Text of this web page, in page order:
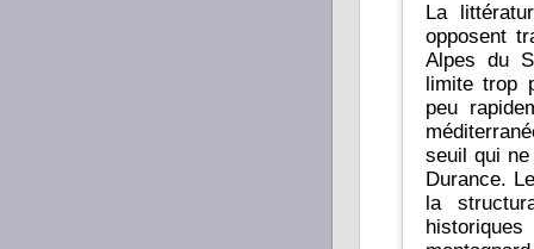
La
opposent
Alpes du
limite trop
peu
seuil qui
Durance.
la